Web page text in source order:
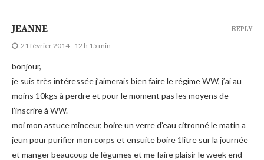
JEANNE
21 février 2014 - 12 h 15 min
bonjour,
je suis très intéressée j’aimerais bien faire le régime WW, j’ai au
moins 10kgs à perdre et pour le moment pas les moyens de
l’inscrire à WW.
moi mon astuce minceur, boire un verre d’eau citronné le matin a
jeun pour purifier mon corps et ensuite boire 1litre sur la journée
et manger beaucoup de légumes et me faire plaisir le week end
REPLY